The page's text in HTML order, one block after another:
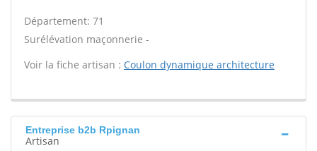
Département: 71
Surélévation maçonnerie -
Voir la fiche artisan : Coulon dynamique architecture
Entreprise b2b Rpignan
Artisan